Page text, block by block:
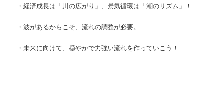
・経済成長は「川の広がり」、景気循環は「潮のリズム」！
・波があるからこそ、流れの調整が必要。
・未来に向けて、穏やかで力強い流れを作っていこう！